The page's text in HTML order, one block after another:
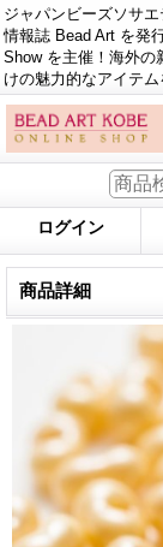
ジャパンビーズソサ
情報誌 Bead Art を発
Show を主催！海外の
けの魅力的なアイテム
ログイン
商品詳細